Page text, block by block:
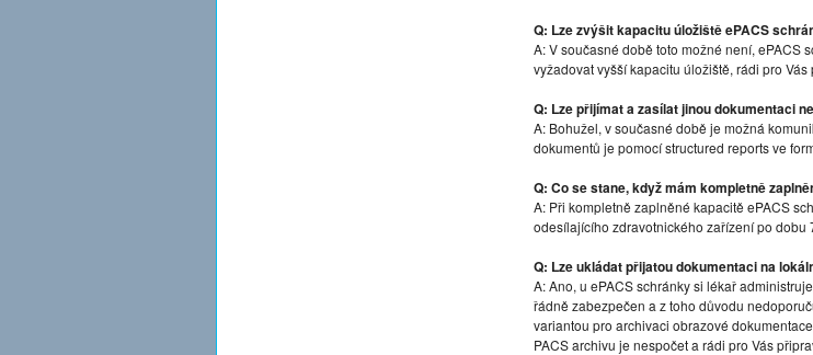
Q: Lze zvýšit kapacitu úložiště ePACS
A: V současné době toto možné není, ePACS
vyžadovat vyšší kapacitu úložiště, rádi pro
Q: Lze přijímat a zasílat jinou dokumentaci
A: Bohužel, v současné době je možná
dokumentů je pomocí structured reports ve
Q: Co se stane, když mám kompletně
A: Při kompletně zaplněné kapacitě ePACS
odesílajícího zdravotnického zařízení po dobu
Q: Lze ukládat přijatou dokumentaci na
A: Ano, u ePACS schránky si lékař
řádně zabezpečen a z toho důvodu
variantou pro archivaci obrazové
PACS archivu je nespočet a rádi pro Vás